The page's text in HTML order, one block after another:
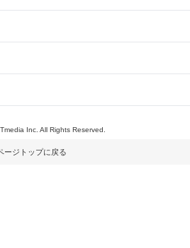
Inc. All Rights Reserved.
ージトップに戻る